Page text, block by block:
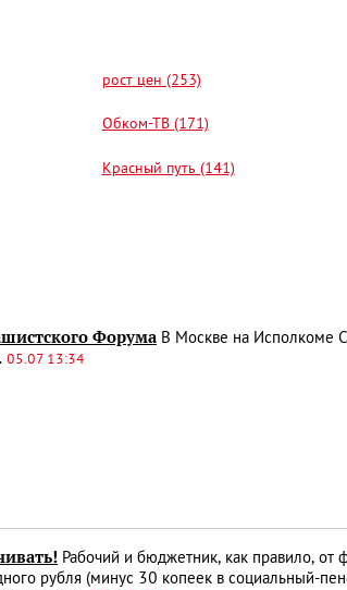
рост цен (253)
Обком-ТВ (171)
Красный путь (141)
Форума В Москве на Исполкоме
05.07 13:34
Рабочий и бюджетник, как правило, от
рубля (минус 30 копеек в социальный-